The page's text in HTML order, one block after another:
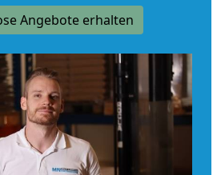
Angebote erhalten